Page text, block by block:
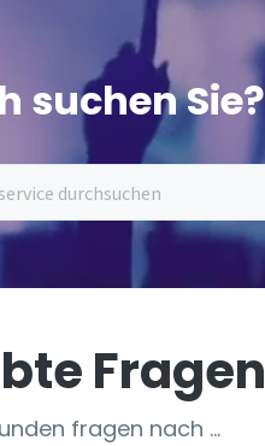
suchen Sie?
Fragen
fragen nach …